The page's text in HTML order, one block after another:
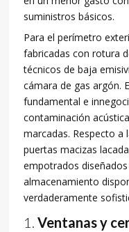
suministros básicos.
Para el perímetro
fabricadas con rotura
técnicos de baja
cámara de gas argón.
fundamental e
contaminación
marcadas. Respecto a
puertas macizas
empotrados
almacenamiento
verdaderamente
Ventanas y